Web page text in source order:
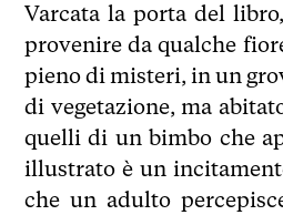
Varcata la porta del
provenire da qualche
pieno di misteri, in un
di vegetazione, ma
quelli di un bimbo che
illustrato è un
che un adulto